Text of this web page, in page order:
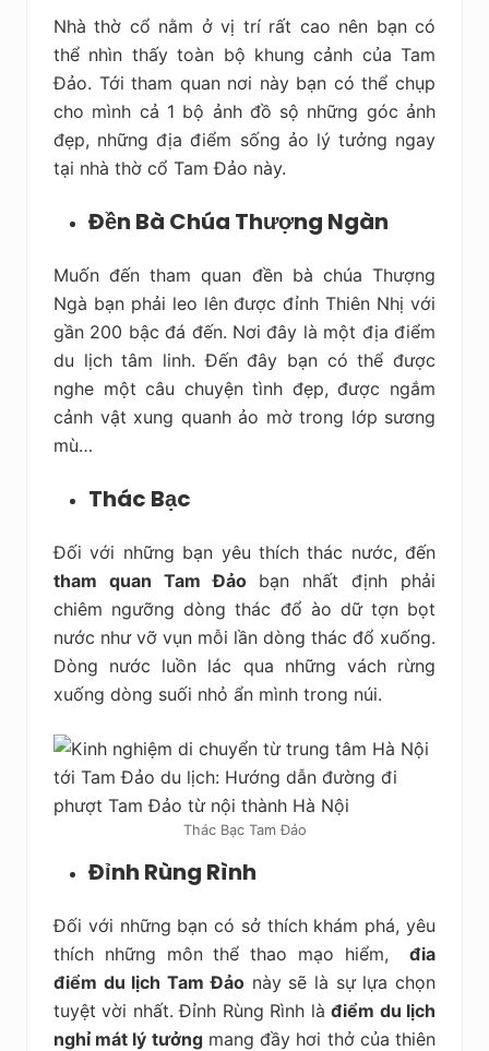
Nhà thờ cổ nằm ở vị trí rất cao nên bạn có
thể nhìn thấy toàn bộ khung cảnh của Tam
Đảo. Tới tham quan nơi này bạn có thể chụp
cho mình cả 1 bộ ảnh đồ sộ những góc ảnh
đẹp, những địa điểm sống ảo lý tưởng ngay
tại nhà thờ cổ Tam Đảo này.
Đền Bà Chúa Thượng Ngàn
Muốn đến tham quan đền bà chúa Thượng
Ngà bạn phải leo lên được đỉnh Thiên Nhị với
gần 200 bậc đá đến. Nơi đây là một địa điểm
du lịch tâm linh. Đến đây bạn có thể được
nghe một câu chuyện tình đẹp, được ngắm
cảnh vật xung quanh ảo mờ trong lớp sương
mù…
Thác Bạc
Đối với những bạn yêu thích thác nước, đến
tham quan Tam Đảo bạn nhất định phải
chiêm ngưỡng dòng thác đổ ào dữ tợn bọt
nước như vỡ vụn mỗi lần dòng thác đổ xuống.
Dòng nước luồn lác qua những vách rừng
xuống dòng suối nhỏ ẩn mình trong núi.
Thác Bạc Tam Đảo
Đỉnh Rùng Rình
Đối với những bạn có sở thích khám phá, yêu
thích những môn thể thao mạo hiểm, đia
điểm du lịch Tam Đảonày sẽ là sự lựa chọn
tuyệt vời nhất. Đỉnh Rùng Rình làđiểm du lịch
nghỉ mát lý tưởngmang đầy hơi thở của thiên